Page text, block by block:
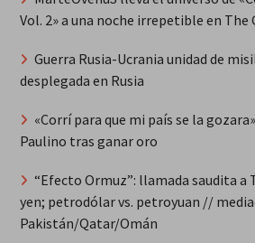
Vol. 2» a una noche irrepetible en The
Guerra Rusia-Ucrania unidad de
desplegada en Rusia
«Corrí para que mi país se la
Paulino tras ganar oro
“Efecto Ormuz”: llamada saudita a
yen; petrodólar vs. petroyuan //
Pakistán/Qatar/Omán